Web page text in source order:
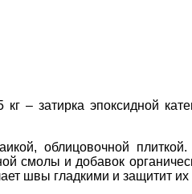
– затирка эпоксидной
облицовочной
смолы и добавок
швы гладкими и защитит их